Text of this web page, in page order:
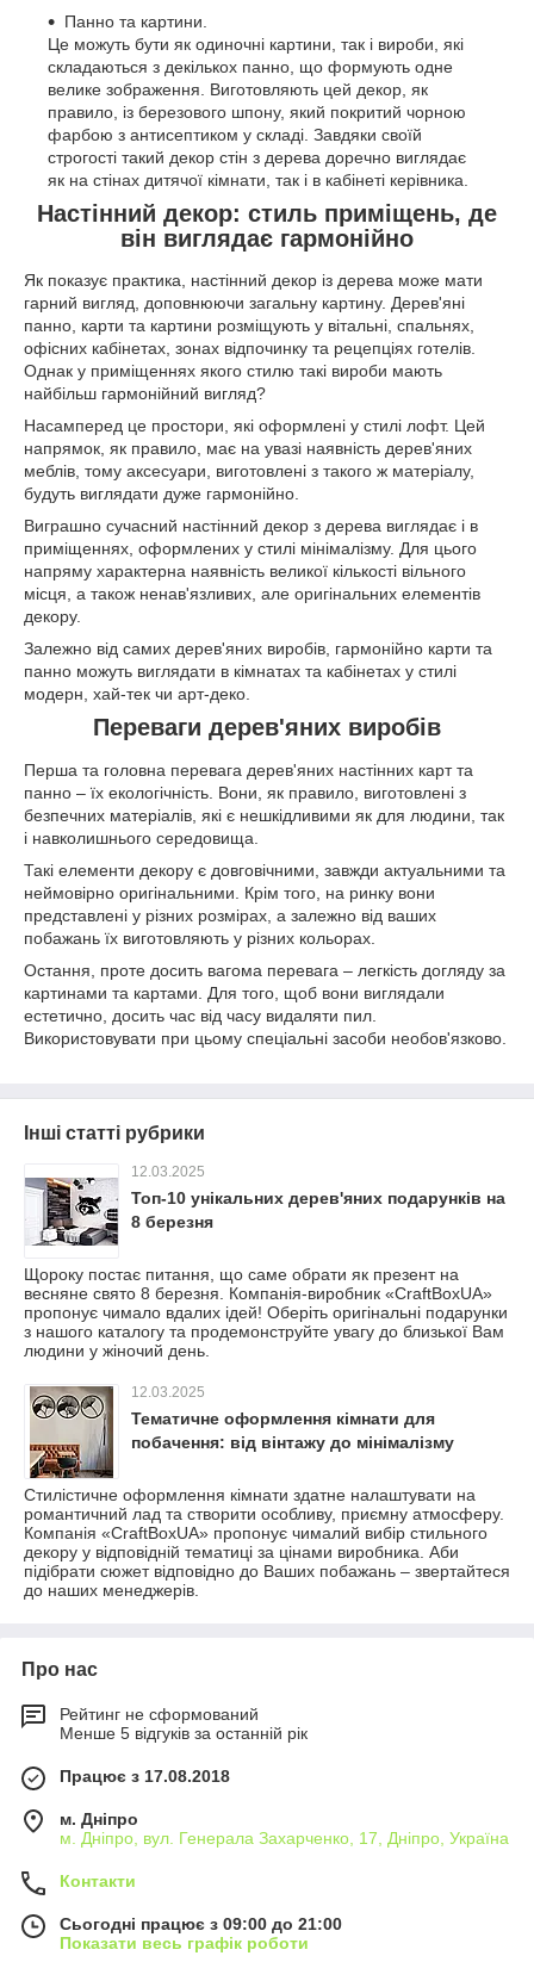
Панно та картини.
Це можуть бути як одиночні картини, так і вироби, які
складаються з декількох панно, що формують одне
велике зображення. Виготовляють цей декор, як
правило, із березового шпону, який покритий чорною
фарбою з антисептиком у складі. Завдяки своїй
строгості такий декор стін з дерева доречно виглядає
як на стінах дитячої кімнати, так і в кабінеті керівника.
Настінний декор: стиль приміщень, де
він виглядає гармонійно
Як показує практика, настінний декор із дерева може мати
гарний вигляд, доповнюючи загальну картину. Дерев'яні
панно, карти та картини розміщують у вітальні, спальнях,
офісних кабінетах, зонах відпочинку та рецепціях готелів.
Однак у приміщеннях якого стилю такі вироби мають
найбільш гармонійний вигляд?
Насамперед це простори, які оформлені у стилі лофт. Цей
напрямок, як правило, має на увазі наявність дерев'яних
меблів, тому аксесуари, виготовлені з такого ж матеріалу,
будуть виглядати дуже гармонійно.
Виграшно сучасний настінний декор з дерева виглядає і в
приміщеннях, оформлених у стилі мінімалізму. Для цього
напряму характерна наявність великої кількості вільного
місця, а також ненав'язливих, але оригінальних елементів
декору.
Залежно від самих дерев'яних виробів, гармонійно карти та
панно можуть виглядати в кімнатах та кабінетах у стилі
модерн, хай-тек чи арт-деко.
Переваги дерев'яних виробів
Перша та головна перевага дерев'яних настінних карт та
панно – їх екологічність. Вони, як правило, виготовлені з
безпечних матеріалів, які є нешкідливими як для людини, так
і навколишнього середовища.
Такі елементи декору є довговічними, завжди актуальними та
неймовірно оригінальними. Крім того, на ринку вони
представлені у різних розмірах, а залежно від ваших
побажань їх виготовляють у різних кольорах.
Остання, проте досить вагома перевага – легкість догляду за
картинами та картами. Для того, щоб вони виглядали
естетично, досить час від часу видаляти пил.
Використовувати при цьому спеціальні засоби необов'язково.
Інші статті рубрики
12.03.2025
Топ-10 унікальних дерев'яних подарунків на
8 березня
Щороку постає питання, що саме обрати як презент на
весняне свято 8 березня. Компанія-виробник «CraftBoxUA»
пропонує чимало вдалих ідей! Оберіть оригінальні подарунки
з нашого каталогу та продемонструйте увагу до близької Вам
людини у жіночий день.
12.03.2025
Тематичне оформлення кімнати для
побачення: від вінтажу до мінімалізму
Стилістичне оформлення кімнати здатне налаштувати на
романтичний лад та створити особливу, приємну атмосферу.
Компанія «CraftBoxUA» пропонує чималий вибір стильного
декору у відповідній тематиці за цінами виробника. Аби
підібрати сюжет відповідно до Ваших побажань – звертайтеся
до наших менеджерів.
Про нас
Рейтинг не сформований
Менше 5 відгуків за останній рік
Працює з 17.08.2018
м. Дніпро
м. Дніпро, вул. Генерала Захарченко, 17, Дніпро, Україна
Контакти
Сьогодні працює з 09:00 до 21:00
Показати весь графік роботи